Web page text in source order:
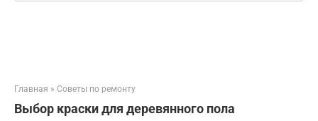
Главная » Советы по ремонту
Выбор краски для деревянного пола